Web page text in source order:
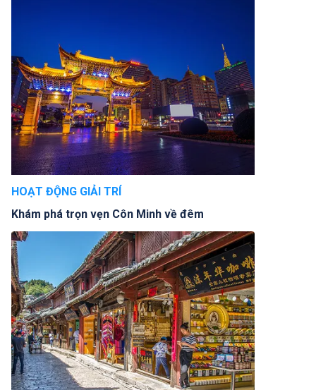
HOẠT ĐỘNG GIẢI TRÍ
Khám phá trọn vẹn Côn Minh về đêm